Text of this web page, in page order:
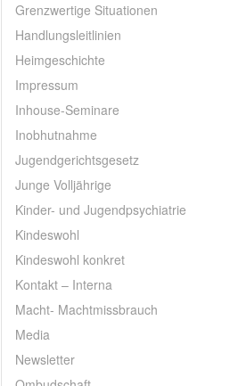
Grenzwertige Situationen
Handlungsleitlinien
Heimgeschichte
Impressum
Inhouse-Seminare
Inobhutnahme
Jugendgerichtsgesetz
Junge Volljährige
Kinder- und Jugendpsychiatrie
Kindeswohl
Kindeswohl konkret
Kontakt – Interna
Macht- Machtmissbrauch
Media
Newsletter